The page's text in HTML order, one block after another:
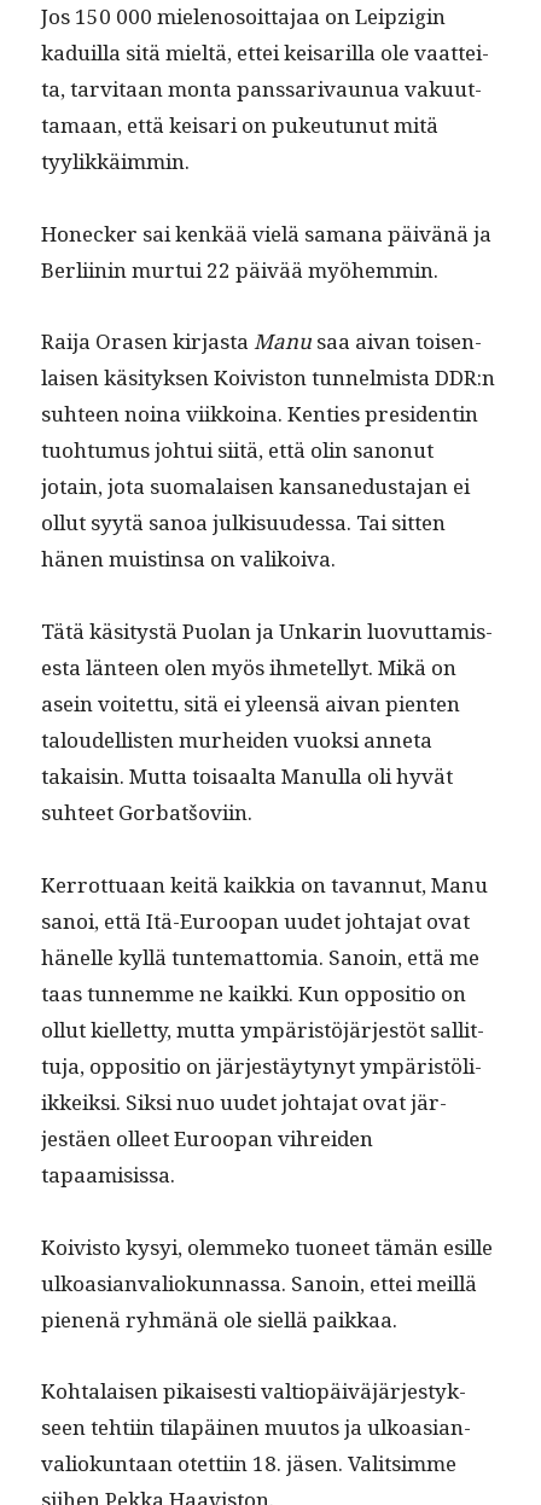
Jos 150 000 mie­lenosoit­ta­jaa on Leipzi­gin
kaduil­la sitä mieltä, ettei keis­ar­il­la ole vaat­tei­
ta, tarvi­taan mon­ta panssari­vaunua vaku­ut­
ta­maan, että keis­ari on pukeu­tunut mitä
tyylikkäimmin.
Honeck­er sai kenkää vielä samana päivänä ja
Berli­inin mur­tui 22 päivää myöhemmin.
Rai­ja Orasen kir­jas­taManu saa aivan toisen­
laisen käsi­tyk­sen Koivis­ton tun­nelmista DDR:n
suh­teen noina viikkoina. Ken­ties pres­i­dentin
tuo­h­tu­mus joh­tui siitä, että olin sanonut
jotain, jota suo­ma­laisen kansane­dus­ta­jan ei
ollut syytä sanoa julk­isu­udessa. Tai sit­ten
hänen muistin­sa on valikoiva.
Tätä käsi­tys­tä Puolan ja Unkarin luovut­tamis­
es­ta län­teen olen myös ihme­tel­lyt. Mikä on
asein voitet­tu, sitä ei yleen­sä aivan pien­ten
taloudel­lis­ten murhei­den vuok­si anneta
takaisin. Mut­ta toisaal­ta Man­ul­la oli hyvät
suh­teet Gorbatšoviin.
Ker­rot­tuaan keitä kaikkia on tavan­nut, Manu
sanoi, että Itä-Euroopan uudet johta­jat ovat
hänelle kyl­lä tun­tem­at­to­mia. Sanoin, että me
taas tun­nemme ne kaik­ki. Kun oppo­si­tio on
ollut kiel­let­ty, mut­ta ympäristöjär­jestöt sal­lit­
tu­ja, oppo­si­tio on jär­jestäy­tynyt ympäristöli­
ikkeik­si. Sik­si nuo uudet johta­jat ovat jär­
jestäen olleet Euroopan vihrei­den
tapaamisissa.
Koivis­to kysyi, olem­meko tuoneet tämän esille
ulkoasian­valiokun­nas­sa. Sanoin, ettei meil­lä
pienenä ryh­mänä ole siel­lä paikkaa.
Kohta­laisen pikaises­ti val­tiopäiväjärjestyk­
seen tehti­in tilapäi­nen muu­tos ja ulkoasian­
valiokun­taan otet­ti­in 18. jäsen. Val­it­simme